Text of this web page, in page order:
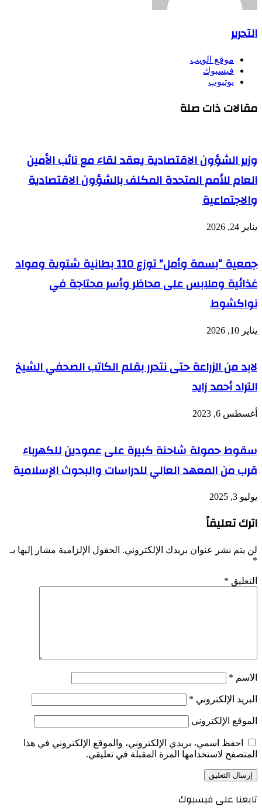
التحرير
موقع الويب
فيسبوك
يوتيوب
مقالات ذات صلة
وزير الشؤون الاقتصادية يعقد لقاء مع نائب الأمين
العام للأمم المتحدة المكلف بالشؤون الاقتصادية
والاجتماعية
يناير 24, 2026
جمعية “بسمة وأمل” توزع 110 بطانية شتوية ومواد
غذائية وملابس على محاظر وأسر محتاجة في
نواكشوط
يناير 10, 2026
لابد من الزراعة حتى نتحرر بقلم الكاتب الصحفي الشيخ
التراد أحمد زايد
أغسطس 6, 2023
سقوط حمولة شاحنة كبيرة على عمودين للكهرباء
قرب من المعهد العالي للدراسات والبحوث الإسلامية
يوليو 3, 2025
اترك تعليقاً
لن يتم نشر عنوان بريدك الإلكتروني. الحقول الإلزامية مشار إليها بـ
*
التعليق *
الاسم *
البريد الإلكتروني *
الموقع الإلكتروني
احفظ اسمي، بريدي الإلكتروني، والموقع الإلكتروني في هذا
المتصفح لاستخدامها المرة المقبلة في تعليقي.
تابعنا على فيسبوك